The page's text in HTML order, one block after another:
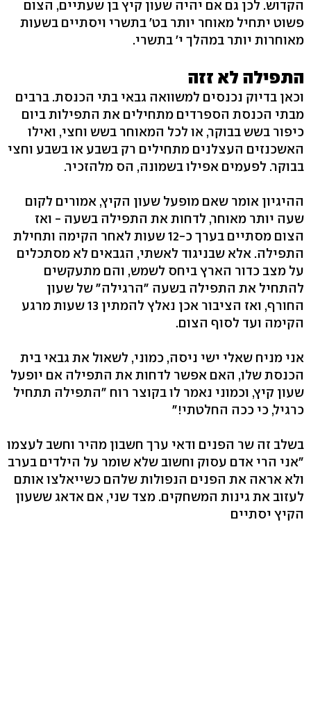
הקדוש. לכן גם אם יהיה שעון קיץ בן שעתיים, הצום
פשוט יתחיל מאוחר יותר בט' בתשרי ויסתיים בשעות
מאוחרות יותר במהלך י' בתשרי.
התפילה לא זזה
וכאן בדיוק נכנסים למשוואה גבאי בתי הכנסת. ברבים
מבתי הכנסת הספרדים מתחילים את התפילות ביום
כיפור בשש בבוקר, או לכל המאוחר בשש וחצי, ואילו
האשכנזים העצלנים מתחילים רק בשבע או בשבע וחצי
בבוקר. לפעמים אפילו בשמונה, הס מלהזכיר.
ההיגיון אומר שאם מופעל שעון הקיץ, אמורים לקום
שעה יותר מאוחר, לדחות את התפילה בשעה - ואז
הצום מסתיים בערך כ-12 שעות לאחר הקימה ותחילת
התפילה. אלא שבניגוד לאשתי, הגבאים לא מסתכלים
על מצב כדור הארץ ביחס לשמש, והם מתעקשים
להתחיל את התפילה בשעה "הרגילה" של שעון
החורף, ואז הציבור אכן נאלץ להמתין 13 שעות מרגע
הקימה ועד לסוף הצום.
אני מניח שאלי ישי ניסה, כמוני, לשאול את גבאי בית
הכנסת שלו, האם אפשר לדחות את התפילה אם יופעל
שעון קיץ, וכמוני נאמר לו בקוצר רוח "התפילה תתחיל
כרגיל, כי ככה החלטתי!"
בשלב זה שר הפנים ודאי ערך חשבון מהיר וחשב לעצמו
"אני הרי אדם עסוק וחשוב שלא שומר על הילדים בערב
ולא אראה את הפנים הנפולות שלהם כשייאלצו אותם
לעזוב את גינות המשחקים. מצד שני, אם אדאג ששעון
הקיץ יסתיים